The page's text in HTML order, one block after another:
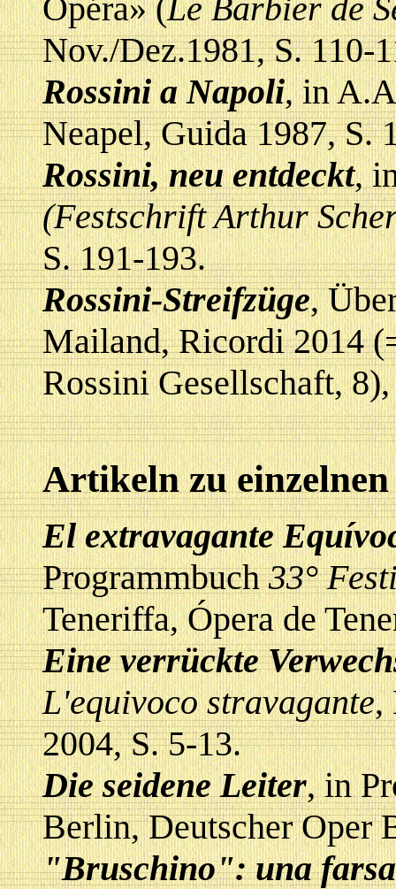
Opéra» (Le Barbier de
Nov./Dez.1981, S. 110-
Rossini a Napoli, in
Neapel, Guida 1987, S.
Rossini, neu entdeckt,
(Festschrift Arthur
S. 191-193.
Rossini-Streifzüge,
Mailand, Ricordi 2014
Rossini Gesellschaft,
Artikeln zu
El extravagante
Programmbuch33°
Teneriffa, Ópera de
Eine verrückte
L'equivoco stravagante,
2004, S. 5-13.
Die seidene Leiter, in
Berlin, Deutscher Oper
"Bruschino": una